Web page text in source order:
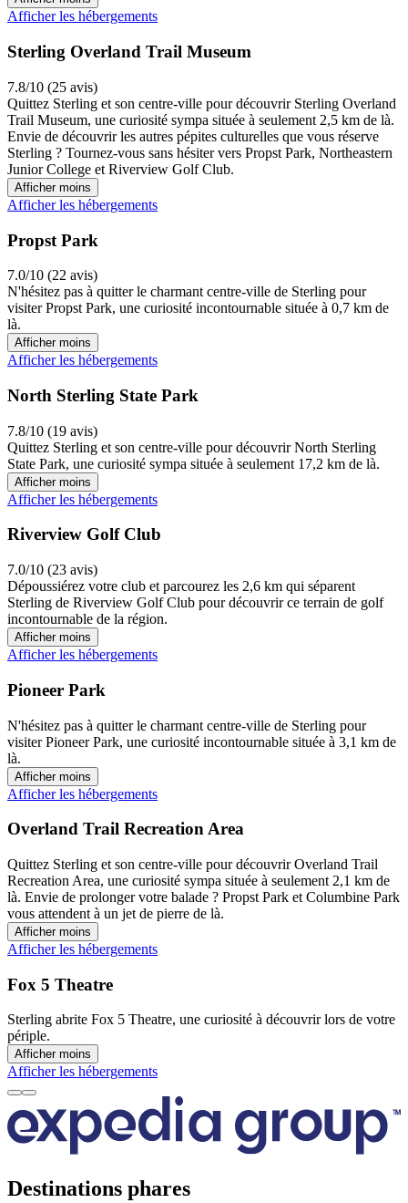
Afficher les hébergements
Sterling Overland Trail Museum
7.8/10 (25 avis)
Quittez Sterling et son centre-ville pour découvrir Sterling Overland
Trail Museum, une curiosité sympa située à seulement 2,5 km de là.
Envie de découvrir les autres pépites culturelles que vous réserve
Sterling ? Tournez-vous sans hésiter vers Propst Park, Northeastern
Junior College et Riverview Golf Club.
Afficher moins
Afficher les hébergements
Propst Park
7.0/10 (22 avis)
N'hésitez pas à quitter le charmant centre-ville de Sterling pour
visiter Propst Park, une curiosité incontournable située à 0,7 km de
là.
Afficher moins
Afficher les hébergements
North Sterling State Park
7.8/10 (19 avis)
Quittez Sterling et son centre-ville pour découvrir North Sterling
State Park, une curiosité sympa située à seulement 17,2 km de là.
Afficher moins
Afficher les hébergements
Riverview Golf Club
7.0/10 (23 avis)
Dépoussiérez votre club et parcourez les 2,6 km qui séparent
Sterling de Riverview Golf Club pour découvrir ce terrain de golf
incontournable de la région.
Afficher moins
Afficher les hébergements
Pioneer Park
N'hésitez pas à quitter le charmant centre-ville de Sterling pour
visiter Pioneer Park, une curiosité incontournable située à 3,1 km de
là.
Afficher moins
Afficher les hébergements
Overland Trail Recreation Area
Quittez Sterling et son centre-ville pour découvrir Overland Trail
Recreation Area, une curiosité sympa située à seulement 2,1 km de
là. Envie de prolonger votre balade ? Propst Park et Columbine Park
vous attendent à un jet de pierre de là.
Afficher moins
Afficher les hébergements
Fox 5 Theatre
Sterling abrite Fox 5 Theatre, une curiosité à découvrir lors de votre
périple.
Afficher moins
Afficher les hébergements
Destinations phares